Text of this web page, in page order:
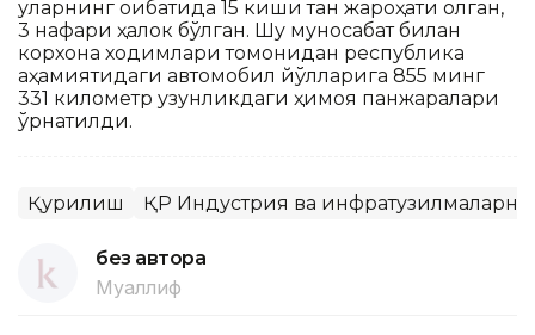
уларнинг оқибатида 15 киши тан жароҳати олган,
3 нафари ҳалок бўлган. Шу муносабат билан
корхона ходимлари томонидан республика
аҳамиятидаги автомобил йўлларига 855 минг
331 километр узунликдаги ҳимоя панжаралари
ўрнатилди.
Қурилиш ҚР Индустрия ва
без автора
Муаллиф